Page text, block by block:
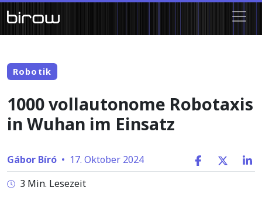
Robotik
1000 vollautonome Robotaxis
in Wuhan im Einsatz
Gábor Bíró • 17. Oktober 2024
3 Min. Lesezeit